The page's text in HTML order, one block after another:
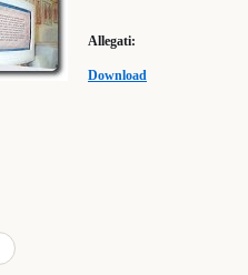
Allegati:
Download